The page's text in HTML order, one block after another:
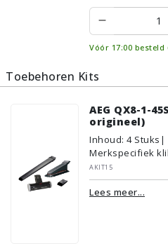
Vóór 17:00
Toebehoren Kits
AEG QX8-1-
origineel)
Inhoud: 4 Stuks |
Merkspecifiek
AKIT15
Lees meer...